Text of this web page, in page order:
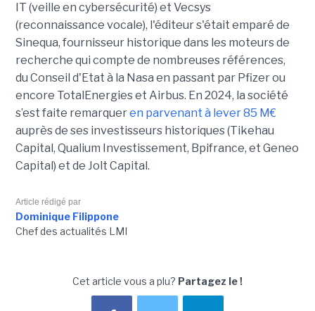
IT (veille en cybersécurité) et Vecsys
(reconnaissance vocale), l'éditeur s'était emparé de
Sinequa, fournisseur historique dans les moteurs de
recherche qui compte de nombreuses références,
du Conseil d'Etat à la Nasa en passant par Pfizer ou
encore TotalEnergies et Airbus. En 2024, la société
s’est faite remarqueren parvenant à lever 85 M€
auprès de ses investisseurs historiques (Tikehau
Capital, Qualium Investissement, Bpifrance, et Geneo
Capital) et de Jolt Capital.
Article rédigé par
Dominique Filippone
Chef des actualités LMI
Cet article vous a plu? Partagez le !